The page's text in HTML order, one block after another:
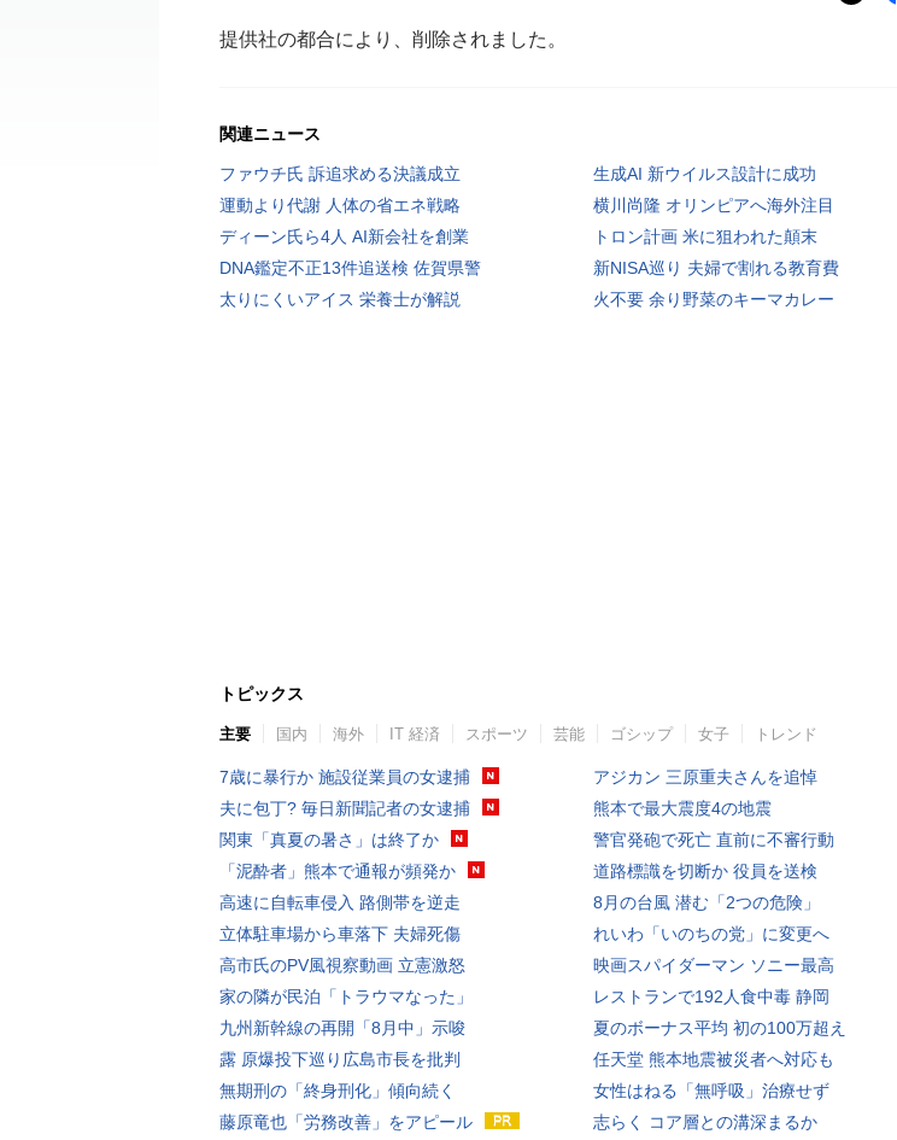
提供社の都合により、削除されました。
関連ニュース
ファウチ氏 訴追求める決議成立
生成AI 新ウイルス設計に成功
運動より代謝 人体の省エネ戦略
横川尚隆 オリンピアへ海外注目
ディーン氏ら4人 AI新会社を創業
トロン計画 米に狙われた顛末
DNA鑑定不正13件追送検 佐賀県警
新NISA巡り 夫婦で割れる教育費
太りにくいアイス 栄養士が解説
火不要 余り野菜のキーマカレー
トピックス
主要 国内 海外 IT 経済 スポーツ 芸能 ゴシップ 女子 トレンド
7歳に暴行か 施設従業員の女逮捕
夫に包丁? 毎日新聞記者の女逮捕
関東「真夏の暑さ」は終了か
「泥酔者」熊本で通報が頻発か
高速に自転車侵入 路側帯を逆走
立体駐車場から車落下 夫婦死傷
高市氏のPV風視察動画 立憲激怒
家の隣が民泊「トラウマなった」
九州新幹線の再開「8月中」示唆
露 原爆投下巡り広島市長を批判
無期刑の「終身刑化」傾向続く
藤原竜也「労務改善」をアピール
アジカン 三原重夫さんを追悼
熊本で最大震度4の地震
警官発砲で死亡 直前に不審行動
道路標識を切断か 役員を送検
8月の台風 潜む「2つの危険」
れいわ「いのちの党」に変更へ
映画スパイダーマン ソニー最高
レストランで192人食中毒 静岡
夏のボーナス平均 初の100万超え
任天堂 熊本地震被災者へ対応も
女性はねる「無呼吸」治療せず
志らく コア層との溝深まるか